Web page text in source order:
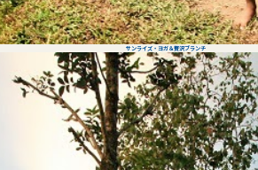
サンライズ・ヨガ＆贅沢ブランチ